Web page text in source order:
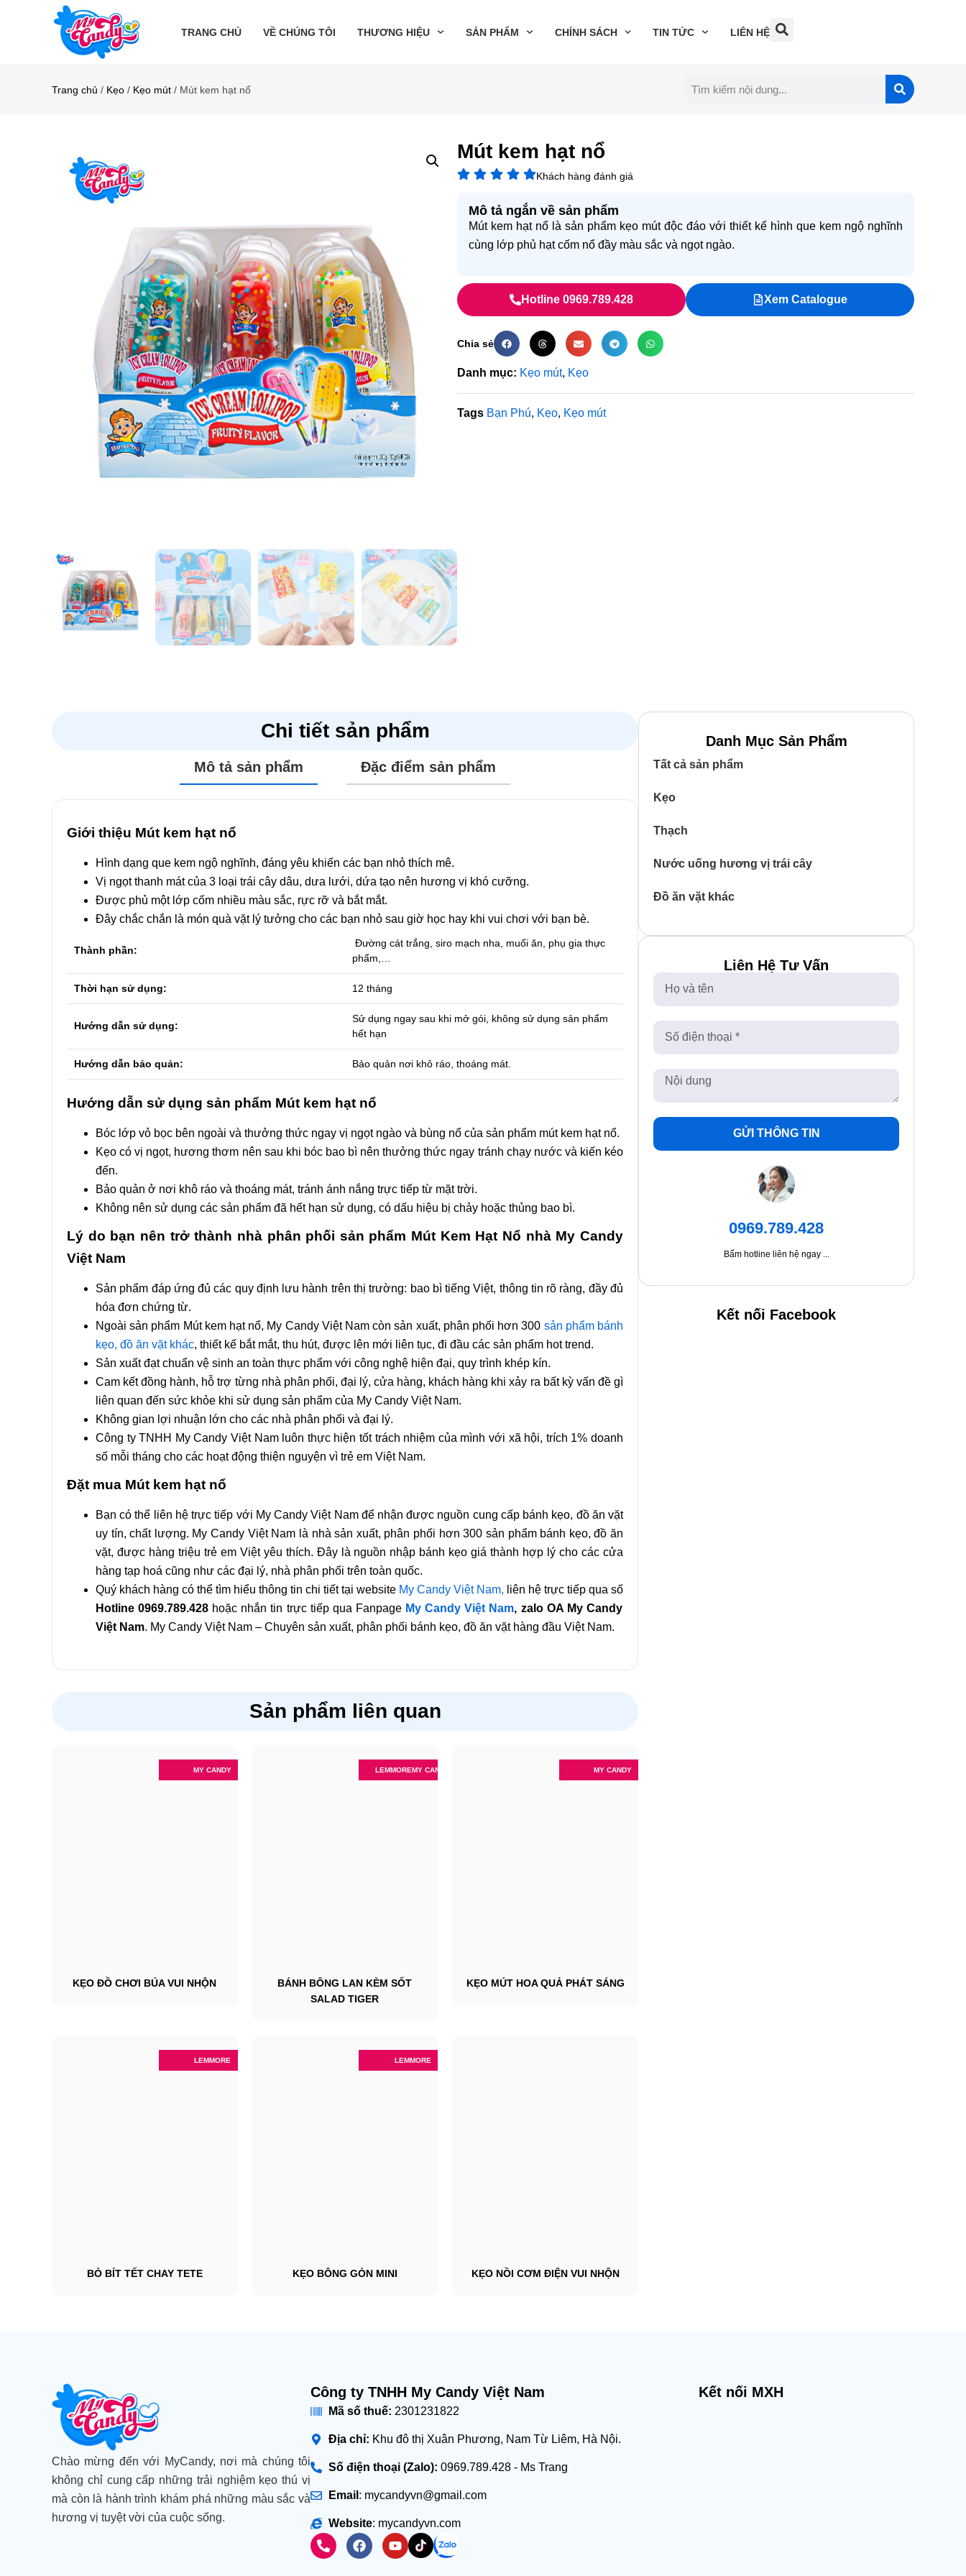
TRANG CHỦ VỀ CHÚNG TÔI THƯƠNG HIỆU SẢN PHẨM CHÍNH SÁCH TIN TỨC LIÊN HỆ
Trang chủ / Kẹo / Kẹo mút / Mút kem hạt nổ
Mút kem hạt nổ
Khách hàng đánh giá
Mô tả ngắn về sản phẩm
Mút kem hạt nổ là sản phẩm kẹo mút độc đáo với thiết kế hình que kem ngộ nghĩnh
cùng lớp phủ hạt cốm nổ đầy màu sắc và ngọt ngào.
Hotline 0969.789.428 Xem Catalogue
Chia sẻ
Danh mục: Kẹo mút, Kẹo
Tags Bạn Phú, Kẹo, Kẹo mút
Chi tiết sản phẩm
Mô tả sản phẩm Đặc điểm sản phẩm
Giới thiệu Mút kem hạt nổ
Hình dạng que kem ngộ nghĩnh, đáng yêu khiến các bạn nhỏ thích mê.
Vị ngọt thanh mát của 3 loại trái cây dâu, dưa lưới, dứa tạo nên hương vị khó cưỡng.
Được phủ một lớp cốm nhiều màu sắc, rực rỡ và bắt mắt.
Đây chắc chắn là món quà vặt lý tưởng cho các bạn nhỏ sau giờ học hay khi vui chơi với bạn bè.
Thành phần:
Đường cát trắng, siro mạch nha, muối ăn, phụ gia thực
phẩm,…
Thời hạn sử dụng: 12 tháng
Hướng dẫn sử dụng:
Sử dụng ngay sau khi mở gói, không sử dụng sản phẩm
hết hạn
Hướng dẫn bảo quản: Bảo quản nơi khô ráo, thoáng mát.
Hướng dẫn sử dụng sản phẩm Mút kem hạt nổ
Bóc lớp vỏ bọc bên ngoài và thưởng thức ngay vị ngọt ngào và bùng nổ của sản phẩm mút kem hạt nổ.
Kẹo có vị ngọt, hương thơm nên sau khi bóc bao bì nên thưởng thức ngay tránh chạy nước và kiến kéo
đến.
Bảo quản ở nơi khô ráo và thoáng mát, tránh ánh nắng trực tiếp từ mặt trời.
Không nên sử dụng các sản phẩm đã hết hạn sử dụng, có dấu hiệu bị chảy hoặc thủng bao bì.
Lý do bạn nên trở thành nhà phân phối sản phẩm Mút Kem Hạt Nổ nhà My Candy
Việt Nam
Sản phẩm đáp ứng đủ các quy định lưu hành trên thị trường: bao bì tiếng Việt, thông tin rõ ràng, đầy đủ
hóa đơn chứng từ.
Ngoài sản phẩm Mút kem hạt nổ, My Candy Việt Nam còn sản xuất, phân phối hơn 300 sản phẩm bánh
kẹo, đồ ăn vặt khác, thiết kế bắt mắt, thu hút, được lên mới liên tục, đi đầu các sản phẩm hot trend.
Sản xuất đạt chuẩn vệ sinh an toàn thực phẩm với công nghệ hiện đại, quy trình khép kín.
Cam kết đồng hành, hỗ trợ từng nhà phân phối, đại lý, cửa hàng, khách hàng khi xảy ra bất kỳ vấn đề gì
liên quan đến sức khỏe khi sử dụng sản phẩm của My Candy Việt Nam.
Không gian lợi nhuận lớn cho các nhà phân phối và đại lý.
Công ty TNHH My Candy Việt Nam luôn thực hiện tốt trách nhiệm của mình với xã hội, trích 1% doanh
số mỗi tháng cho các hoạt động thiện nguyện vì trẻ em Việt Nam.
Đặt mua Mút kem hạt nổ
Bạn có thể liên hệ trực tiếp với My Candy Việt Nam để nhận được nguồn cung cấp bánh kẹo, đồ ăn vặt
uy tín, chất lượng. My Candy Việt Nam là nhà sản xuất, phân phối hơn 300 sản phẩm bánh kẹo, đồ ăn
vặt, được hàng triệu trẻ em Việt yêu thích. Đây là nguồn nhập bánh kẹo giá thành hợp lý cho các cửa
hàng tạp hoá cũng như các đại lý, nhà phân phối trên toàn quốc.
Quý khách hàng có thể tìm hiểu thông tin chi tiết tại website My Candy Việt Nam, liên hệ trực tiếp qua số
Hotline0969.789.428 hoặc nhắn tin trực tiếp qua Fanpage My Candy Việt Nam, zalo OA My Candy
Việt Nam. My Candy Việt Nam – Chuyên sản xuất, phân phối bánh kẹo, đồ ăn vặt hàng đầu Việt Nam.
Hãy là người đầu tiên nhận xét “Mút kem hạt nổ”
Đánh giá của bạn *
Đánh giá của bạn*
Email
Sản phẩm liên quan
MY CANDY
KẸO ĐỒ CHƠI BÚA VUI NHỘN
LEMMOREMY CANDY
BÁNH BÔNG LAN KÈM SỐT
SALAD TIGER
MY CANDY
KẸO MÚT HOA QUẢ PHÁT SÁNG
LEMMORE
BÒ BÍT TẾT CHAY TETE
LEMMORE
KẸO BÔNG GÒN MINI KẸO NỒI CƠM ĐIỆN VUI NHỘN
Danh Mục Sản Phẩm
Tất cả sản phẩm
Kẹo
Thạch
Nước uống hương vị trái cây
Đồ ăn vặt khác
Liên Hệ Tư Vấn
GỬI THÔNG TIN
0969.789.428
Bấm hotline liên hệ ngay ...
Kết nối Facebook
Chào mừng đến với MyCandy, nơi mà chúng tôi
không chỉ cung cấp những trải nghiệm kẹo thú vị
mà còn là hành trình khám phá những màu sắc và
hương vị tuyệt vời của cuộc sống.
Công ty TNHH My Candy Việt Nam
Mã số thuế: 2301231822
Địa chỉ: Khu đô thị Xuân Phương, Nam Từ Liêm, Hà Nội.
Số điện thoại (Zalo): 0969.789.428 - Ms Trang
Email : mycandyvn@gmail.com
Website: mycandyvn.com
Kết nối MXH